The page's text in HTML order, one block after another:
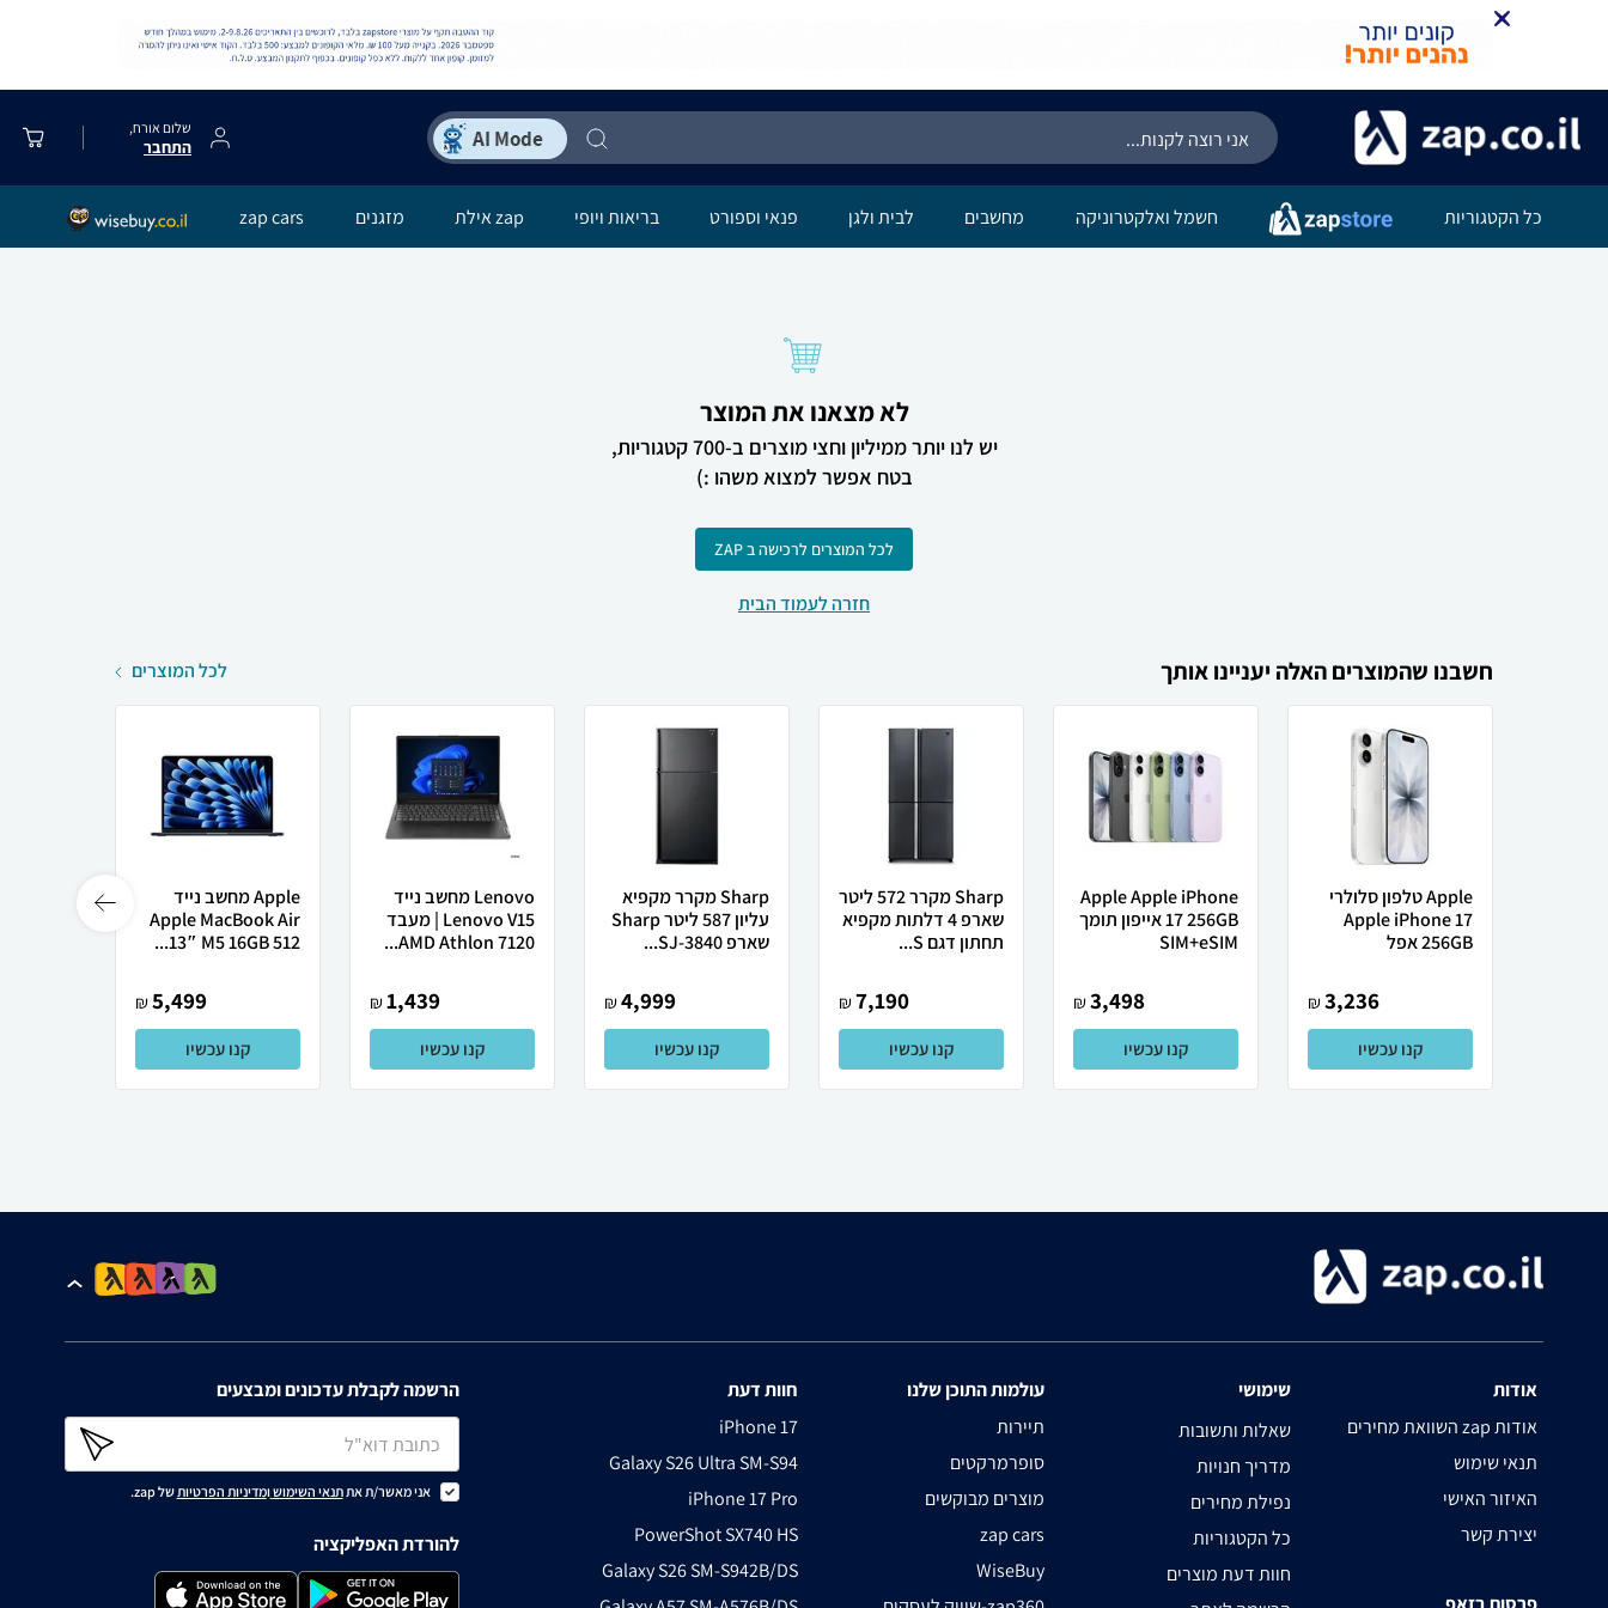
שלום אורח,
התחבר
כל הקטגוריות חשמל ואלקטרוניקה מחשבים לבית ולגן פנאי וספורט בריאות ויופי zap אילת מזגנים zap cars
לא מצאנו את המוצר
יש לנו יותר ממיליון וחצי מוצרים ב-700 קטגוריות,
בטח אפשר למצוא משהו :)
לכל המוצרים לרכישה ב ZAP
חזרה לעמוד הבית
חשבנו שהמוצרים האלה יעניינו אותך לכל המוצרים
Apple טלפון סלולרי
Apple iPhone 17
256GB אפל
3,236
₪
קנו עכשיו
Apple Apple iPhone
17 256GB אייפון תומך
SIM+eSIM
3,498
₪
קנו עכשיו
Sharp מקרר 572 ליטר
שארפ 4 דלתות מקפיא
תחתון דגם S...
7,190
₪
קנו עכשיו
Sharp מקרר מקפיא
עליון 587 ליטר Sharp
שארפ SJ-3840...
4,999
₪
קנו עכשיו
Lenovo מחשב נייד
Lenovo V15 | מעבד
AMD Athlon 7120...
1,439
₪
קנו עכשיו
Apple מחשב נייד
Apple MacBook Air
13″ M5 ‎16GB 512...
5,499
₪
קנו עכשיו
אודות
השוואת מחירים zap אודות
תנאי שימוש
האיזור האישי
יצירת קשר
שימושי
שאלות ותשובות
מדריך חנויות
נפילת מחירים
כל הקטגוריות
חוות דעת מוצרים
עולמות התוכן שלנו
תיירות
סופרמרקטים
מוצרים מבוקשים
zap cars
WiseBuy
חוות דעת
iPhone 17
Galaxy S26 Ultra SM-S94
iPhone 17 Pro
PowerShot SX740 HS
Galaxy S26 SM-S942B/DS
הרשמה לקבלת עדכונים ומבצעים
אני מאשר/ת אתתנאי השימושומדיניות הפרטיותשל zap.
להורדת האפליקציה